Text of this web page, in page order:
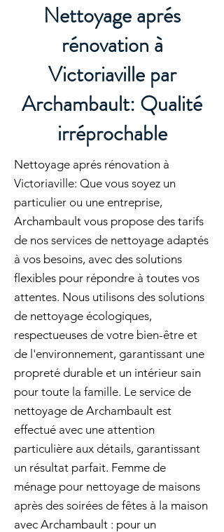
Nettoyage aprés
rénovation à
Victoriaville par
Archambault: Qualité
irréprochable
Nettoyage aprés rénovation à
Victoriaville: Que vous soyez un
particulier ou une entreprise,
Archambault vous propose des tarifs
de nos services de nettoyage adaptés
à vos besoins, avec des solutions
flexibles pour répondre à toutes vos
attentes. Nous utilisons des solutions
de nettoyage écologiques,
respectueuses de votre bien-être et
de l'environnement, garantissant une
propreté durable et un intérieur sain
pour toute la famille. Le service de
nettoyage de Archambault est
effectué avec une attention
particulière aux détails, garantissant
un résultat parfait. Femme de
ménage pour nettoyage de maisons
après des soirées de fêtes à la maison
avec Archambault : pour un